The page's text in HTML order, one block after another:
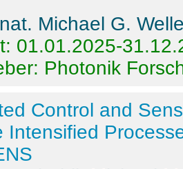
Michael G.
01.01.2025-
Photonik
Control and
Intensified